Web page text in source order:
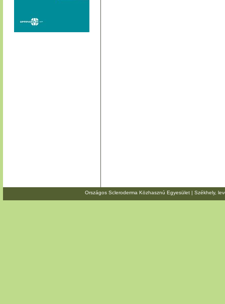
Országos Scleroderma Közhasznú Egyesület | Székhely,